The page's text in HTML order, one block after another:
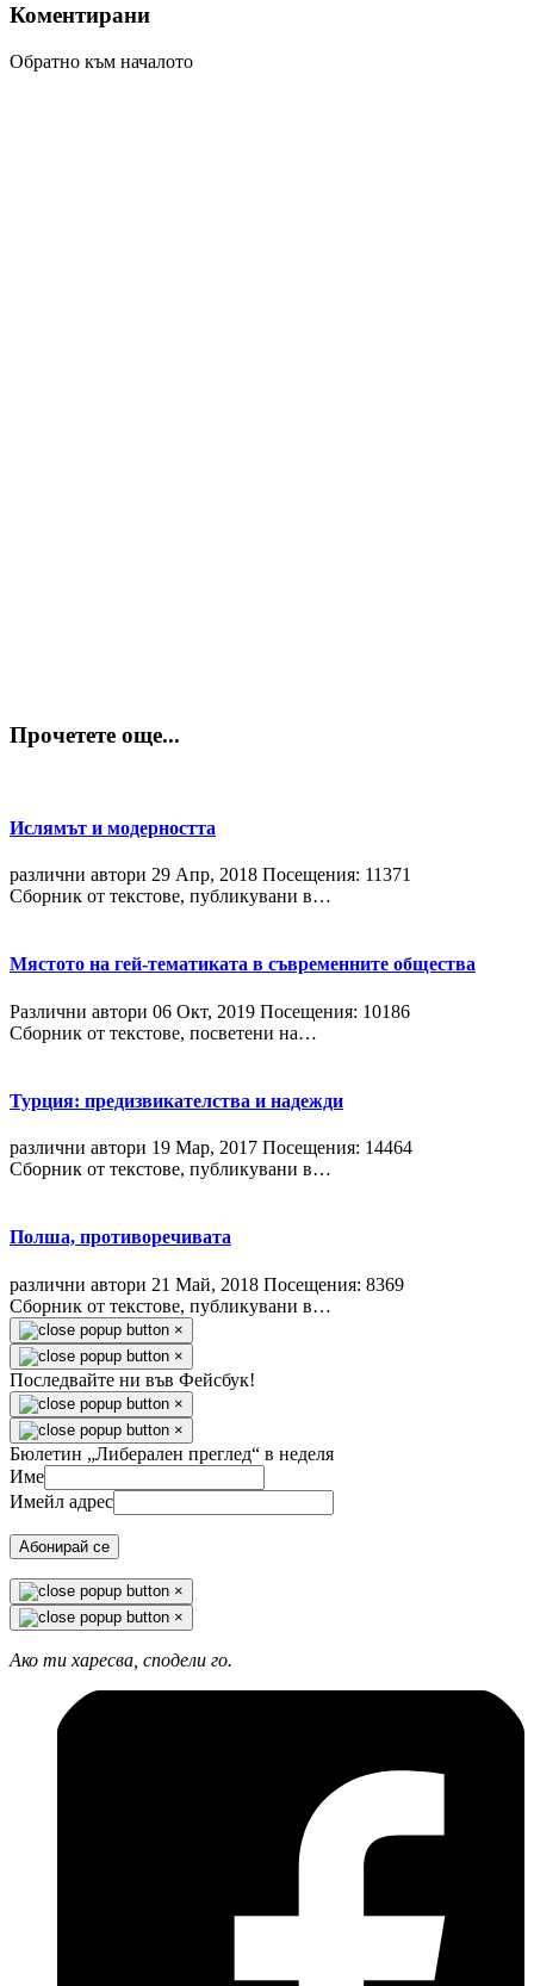
Коментирани
Обратно към началото
Прочетете още...
Ислямът и модерността
различни автори 29 Апр, 2018 Посещения: 11371
Сборник от текстове, публикувани в…
Мястото на гей-тематиката в съвременните общества
Различни автори 06 Окт, 2019 Посещения: 10186
Сборник от текстове, посветени на…
Турция: предизвикателства и надежди
различни автори 19 Мар, 2017 Посещения: 14464
Сборник от текстове, публикувани в…
Полша, противоречивата
различни автори 21 Май, 2018 Посещения: 8369
Сборник от текстове, публикувани в…
×
×
Последвайте ни във Фейсбук!
×
×
Бюлетин „Либерален преглед“ в неделя
Име
Имейл адрес
Абонирай се
×
×
Ако ти харесва, сподели го.